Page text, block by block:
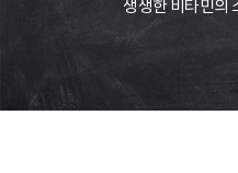
생생한 비타민의